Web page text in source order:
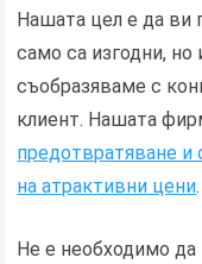
Нашата цел е да ви
само са изгодни, но
съобразяваме с
клиент. Нашата
предотвратяване и
на атрактивни цени.
Не е необходимо